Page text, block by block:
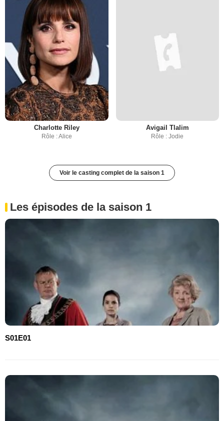
Charlotte Riley
Rôle : Alice
Avigail Tlalim
Rôle : Jodie
Voir le casting complet de la saison 1
Les épisodes de la saison 1
S01E01